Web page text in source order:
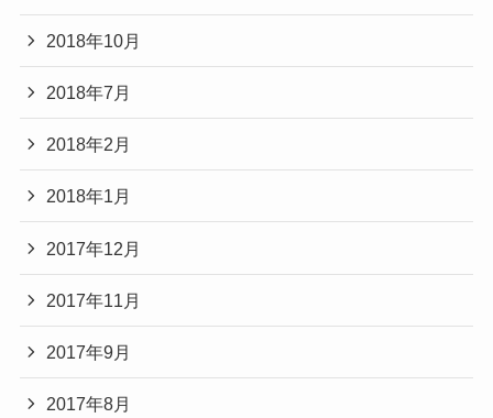
2018年10月
2018年7月
2018年2月
2018年1月
2017年12月
2017年11月
2017年9月
2017年8月